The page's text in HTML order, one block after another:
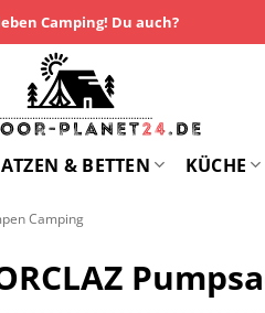
Camping! Du auch?
& BETTEN KÜCHE
Camping